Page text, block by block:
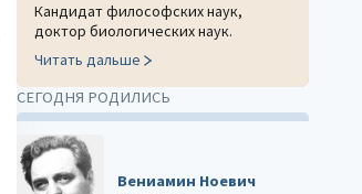
Кандидат философских наук,
доктор биологических наук.
Читать дальше
СЕГОДНЯ РОДИЛИСЬ
Вениамин Ноевич